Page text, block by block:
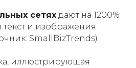
сетях дают на 1200%
и изображения
SmallBizTrends)
иллюстрирующая